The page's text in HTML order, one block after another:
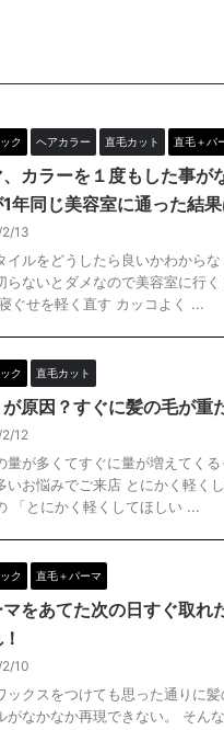
ク ヘアカラー 直毛カット 直毛＋パ
カラーを１度もした事が
年同じ美容室に通った結果
13
イルをどうしたら良いかわから
らないとダメなので美容室に行
ぐせを軽く直す カッコよく ...
ク 直毛カット
原因？すぐに髪の毛が重
12
量が多くてすぐに量が増えてく
いお悩みでご来店 とにかく軽く
「とにかく軽くしてほしい ...
ク 直毛＋パーマ
マをあてた次の日すぐ取
10
ックスをつけても思った通りに
がなかなか再現できない。 そん